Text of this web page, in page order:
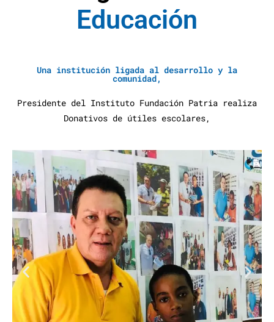
ucaciónAy
Una institución ligada al desarrollo y la
comunidad,
Presidente del Instituto Fundación Patria realiza
Donativos de útiles escolares,